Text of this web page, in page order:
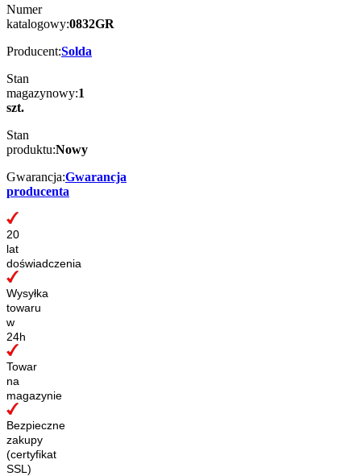
Numer
katalogowy:0832GR
Producent:Solda
Stan
magazynowy:1
szt.
Stan
produktu:Nowy
Gwarancja:Gwarancja
producenta
20
lat
doświadczenia
Wysyłka
towaru
w
24h
Towar
na
magazynie
Bezpieczne
zakupy
(certyfikat
SSL)